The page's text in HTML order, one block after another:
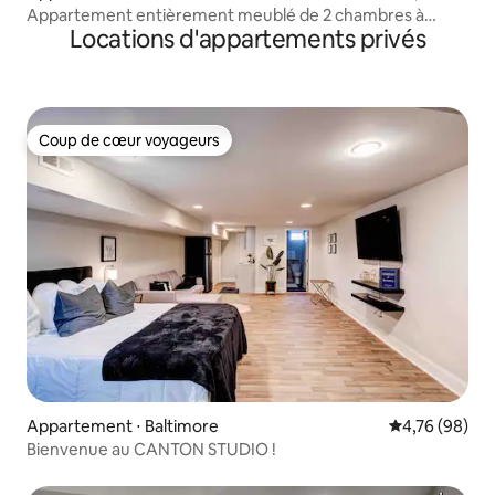
Appartement entièrement meublé de 2 chambres à
Baltimore D
Locations d'appartements privés
Coup de cœur voyageurs
Coup de cœur voyageurs
Appartement ⋅ Baltimore Évaluation
4,76 (98)
Bienvenue au CANTON STUDIO !